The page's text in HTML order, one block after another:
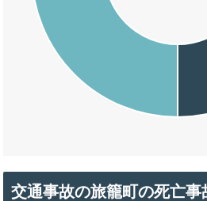
交通事故の旅籠町の死亡事